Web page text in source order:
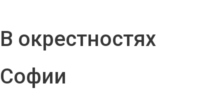
В окрестностях
Софии